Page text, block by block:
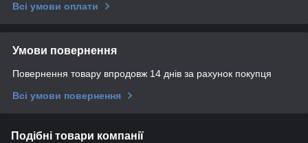
Всі умови оплати
Умови повернення
Повернення товару впродовж 14 днів за рахунок покупця
Всі умови повернення
Подібні товари компанії